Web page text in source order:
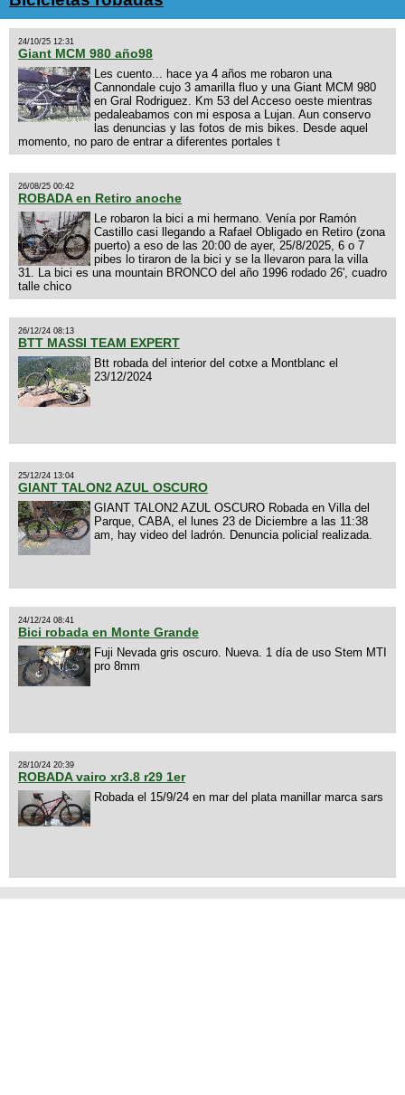
24/10/25 12:31
Giant MCM 980 año98
Les cuento... hace ya 4 años me robaron una
Cannondale cujo 3 amarilla fluo y una Giant MCM 980
en Gral Rodriguez. Km 53 del Acceso oeste mientras
pedaleabamos con mi esposa a Lujan. Aun conservo
las denuncias y las fotos de mis bikes. Desde aquel
momento, no paro de entrar a diferentes portales t
26/08/25 00:42
ROBADA en Retiro anoche
Le robaron la bici a mi hermano. Venía por Ramón
Castillo casi llegando a Rafael Obligado en Retiro (zona
puerto) a eso de las 20:00 de ayer, 25/8/2025, 6 o 7
pibes lo tiraron de la bici y se la llevaron para la villa
31. La bici es una mountain BRONCO del año 1996 rodado 26', cuadro
talle chico
26/12/24 08:13
BTT MASSI TEAM EXPERT
Btt robada del interior del cotxe a Montblanc el
23/12/2024
25/12/24 13:04
GIANT TALON2 AZUL OSCURO
GIANT TALON2 AZUL OSCURO Robada en Villa del
Parque, CABA, el lunes 23 de Diciembre a las 11:38
am, hay video del ladrón. Denuncia policial realizada.
24/12/24 08:41
Bici robada en Monte Grande
Fuji Nevada gris oscuro. Nueva. 1 día de uso Stem MTI
pro 8mm
28/10/24 20:39
ROBADA vairo xr3.8 r29 1er
Robada el 15/9/24 en mar del plata manillar marca sars